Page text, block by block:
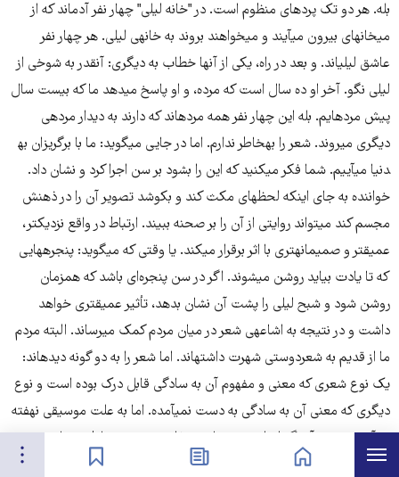
فهرست نشان‌گذاشته‌ها
بله. هر دو تک پرده​ای منظوم است. در "خانه لیلی" چهار نفر آدم​اند که از
میخانه​ای بیرون می​آیند و می​خواهند بروند به خانه​ی لیلی. هر چهار نفر
عاشق لیلی​اند. و بعد در راه، یکی از آنها خطاب به دیگری: آنقدر به شوخی از
لیلی نگو. آخر او ده سال است که مرده، و او پاسخ می​دهد ما که بیست سال
پیش مرده​ایم. بله این چهار نفر همه مرده​اند که دارند به دیدار مرده​ی
دیگری می​روند. شعر را به​خاطر ندارم. اما در جایی می​گوید: ما با برگ​ریزان به​
دنیا می​آییم. شما فکر می​کنید که این را بشود بر سن اجرا کرد و نشان داد.
خواننده به جای اینکه لحظه​ای مکث کند و بکوشد تصویر آن را در ذهنش
مجسم کند می​تواند روایتی از آن را بر صحنه ببیند. ارتباط در واقع نزدیک​تر،
عمیق​تر و صمیمانه​تری با اثر برقرار می​کند. یا وقتی که می​گوید: پنجره​هایی
که تا یادت بیاید روشن می​شوند. اگر در سن پنجره‌ای باشد که همزمان
روشن شود و شبح لیلی را پشت آن نشان بدهد، تأثیر عمیق​تری خواهد
داشت و در نتیجه به اشاعه​ی شعر در میان مردم کمک می​رساند. البته مردم
ما از قدیم به شعردوستی شهرت داشته​اند. اما شعر را به دو گونه دیده​اند:
یک نوع شعری که معنی و مفهوم آن به سادگی قابل درک بوده است و نوع
دیگری که معنی آن به سادگی به دست نمی​آمده. اما به علت موسیقی نهفته
در آن و ریتم و آهنگ اوزان عروضی​اش جذاب بوده و به​خاطر می​مانده. شعر
نو برخی از این آرایه​ها را کنار گذاشته. می​توان به جای این​ها از چیزی استفاده